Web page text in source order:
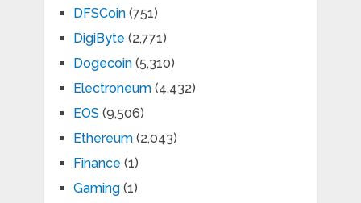
DFSCoin(751)
DigiByte (2,771)
Dogecoin(5,310)
Electroneum(4,432)
EOS (9,506)
Ethereum(2,043)
Finance (1)
Gaming(1)